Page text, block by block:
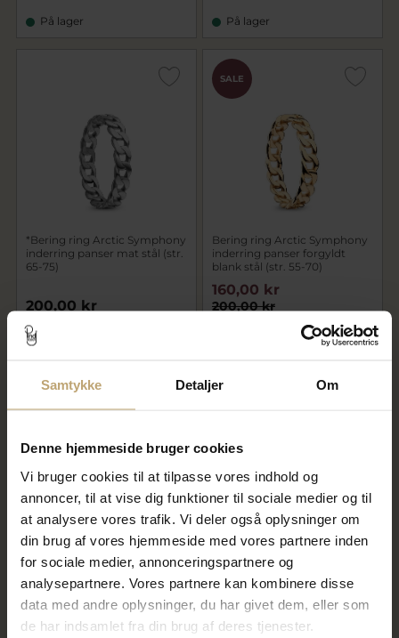
Samtykke Detaljer Om
Denne hjemmeside bruger cookies
Vi bruger cookies til at tilpasse vores indhold og
annoncer, til at vise dig funktioner til sociale medier og til
at analysere vores trafik. Vi deler også oplysninger om
din brug af vores hjemmeside med vores partnere inden
for sociale medier, annonceringspartnere og
analysepartnere. Vores partnere kan kombinere disse
data med andre oplysninger, du har givet dem, eller som
de har indsamlet fra din brug af deres tjenester.
På lager På lager
*Bering ring Arctic Symphony
inderring panser mat stål (str.
65-75)
200,00 kr
SALE
Bering ring Arctic Symphony
inderring panser forgyldt
blank stål (str. 55-70)
200,00 kr
160,00 kr
SALE
Bering ring Arctic Symphony
inderring smal sort keramik
(str. 50-75)
200,00 kr
160,00 kr
SALE
Bering ring Arctic Symphony
inderring blå stål (str. 52-68)
200,00 kr
160,00 kr